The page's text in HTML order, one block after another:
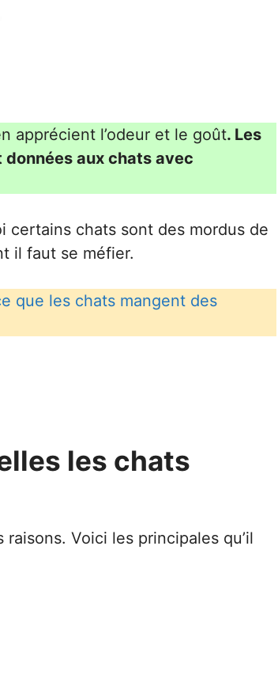
apprécient l’odeur et le goût. Les
aux chats avec
certains chats sont des mordus de
il faut se méfier.
que les chats mangent des
les chats
Voici les principales qu’il